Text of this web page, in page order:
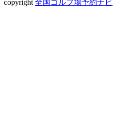
copyright 全国ゴルフ場予約ナビ